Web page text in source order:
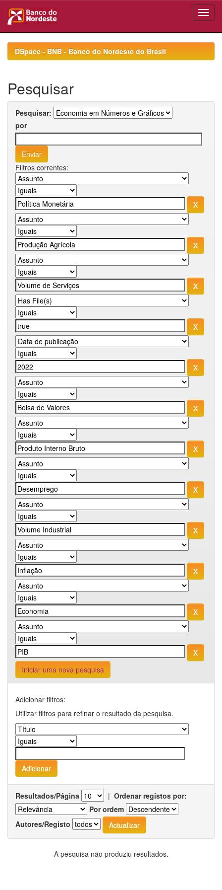
navigationDSpace - BNB - Banco do Nordeste do Brasil
Pesquisar
Pesquisar:
por
Filtros correntes:
Iniciar uma nova pesquisa
Adicionar filtros:
Utilizar filtros para refinar o resultado da pesquisa.
Resultados/Página | Ordenar registos por:
Por ordem
Autores/Registo
A pesquisa não produziu resultados.